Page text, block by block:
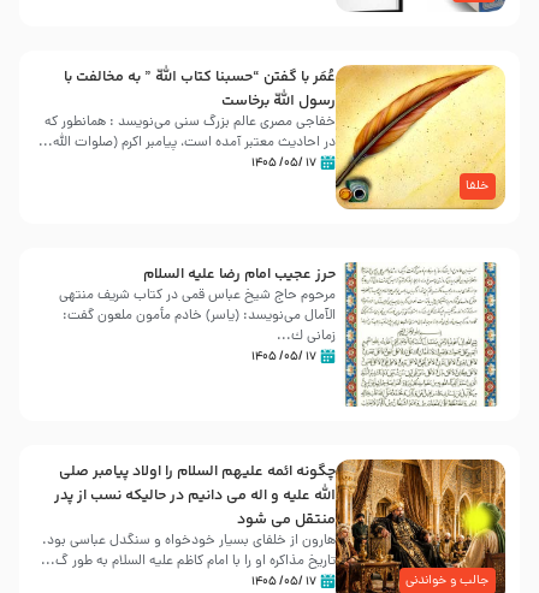
خلفا
عُمَر با گفتن “حسبنا كتاب اللّه ” به مخالفت با
رسول اللّه برخاست
خفاجی مصری عالم بزرگ سنی می‌نویسد : همانطور که
در احادیث معتبر آمده است، پیامبر اکرم (صلوات اللّه...
۱۷ /۰۵/ ۱۴۰۵
حرز عجیب امام رضا علیه السلام
مرحوم حاج شیخ عباس قمی در کتاب شریف منتهی
الآمال می‌نویسد: (ياسر) خادم مأمون ملعون گفت:
زمانى ك...
۱۷ /۰۵/ ۱۴۰۵
جالب و خواندنی
چگونه ائمه علیهم السلام را اولاد پیامبر صلی
الله علیه و اله می دانیم در حالیکه نسب از پدر
منتقل می شود
هارون از خلفای بسیار خودخواه و سنگدل عباسی بود.
تاریخ مذاکره او را با امام کاظم علیه السلام به طور گ...
۱۷ /۰۵/ ۱۴۰۵